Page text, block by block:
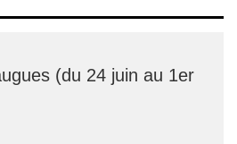
(du 24 juin au 1er